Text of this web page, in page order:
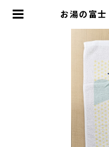
お湯の富士